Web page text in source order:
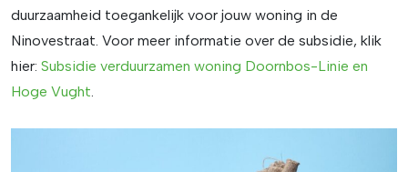
duurzaamheid toegankelijk voor jouw woning in de
Ninovestraat. Voor meer informatie over de subsidie, klik
hier: Subsidie verduurzamen woning Doornbos-Linie en
Hoge Vught.